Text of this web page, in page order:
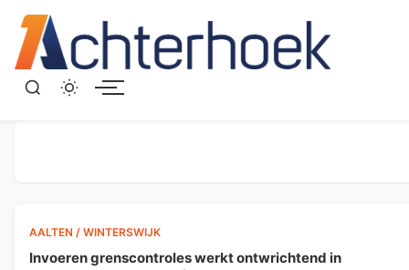
AALTEN / WINTERSWIJK
Invoeren grenscontroles werkt ontwrichtend in